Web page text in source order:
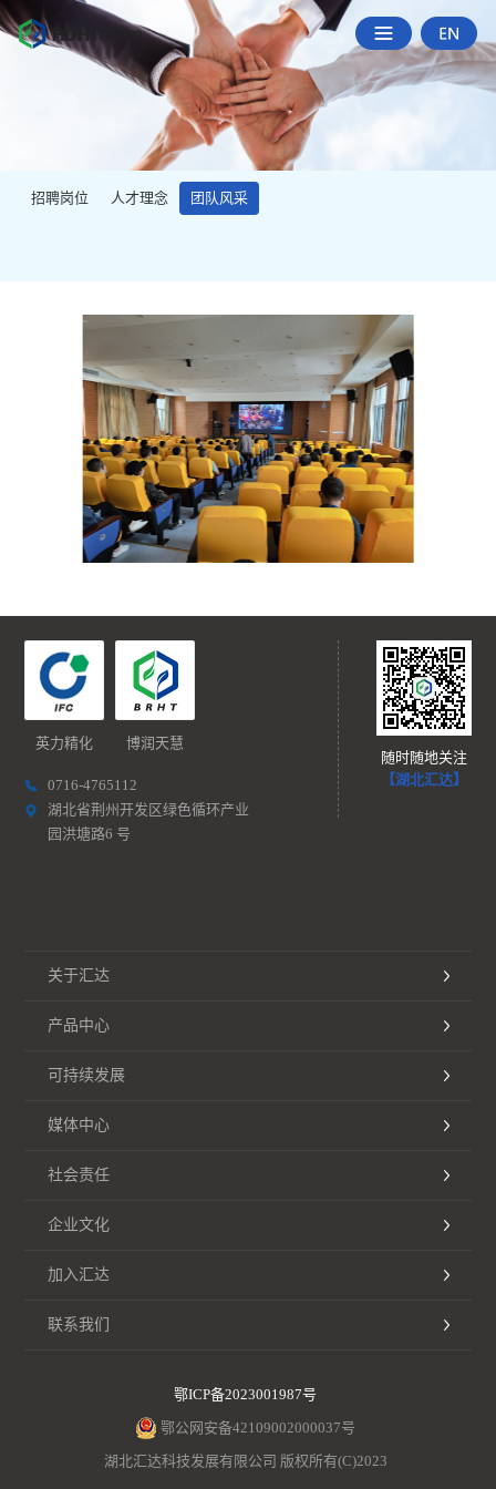
招聘岗位 人才理念 团队风采
英力精化 博润天慧
0716-4765112
湖北省荆州开发区绿色循环产业
园洪塘路6 号
随时随地关注
【湖北汇达】
关于汇达
产品中心
可持续发展
媒体中心
社会责任
企业文化
加入汇达
联系我们
鄂ICP备2023001987号
鄂公网安备42109002000037号
湖北汇达科技发展有限公司 版权所有(C)2023